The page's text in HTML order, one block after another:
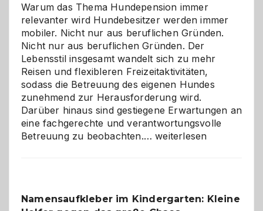
Warum das Thema Hundepension immer
relevanter wird Hundebesitzer werden immer
mobiler. Nicht nur aus beruflichen Gründen.
Nicht nur aus beruflichen Gründen. Der
Lebensstil insgesamt wandelt sich zu mehr
Reisen und flexibleren Freizeitaktivitäten,
sodass die Betreuung des eigenen Hundes
zunehmend zur Herausforderung wird.
Darüber hinaus sind gestiegene Erwartungen an
eine fachgerechte und verantwortungsvolle
Betreuung zu beobachten.…Betreuung
ist
weiterlesen
Namensaufkleber im Kindergarten: Kleine